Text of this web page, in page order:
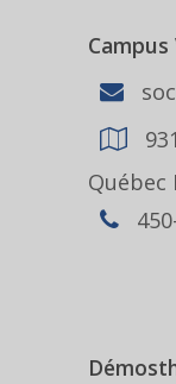
Campus
Québec